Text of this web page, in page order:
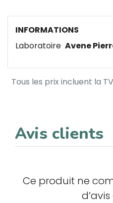
INFORMATIONS
Laboratoire Avene
Tous les prix incluent la
Avis clients
Ce produit ne